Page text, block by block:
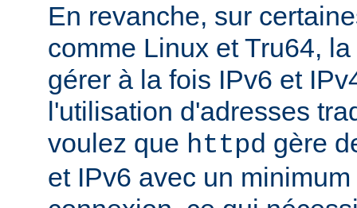
En revanche, sur
comme Linux et Tru64, la
gérer à la fois IPv6 et
l'utilisation d'adresses
voulez que httpd gère
et IPv6 avec un